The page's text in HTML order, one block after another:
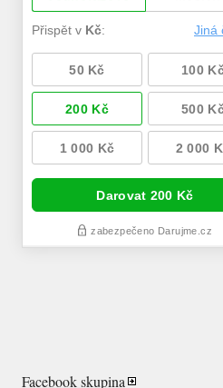
Facebook skupina